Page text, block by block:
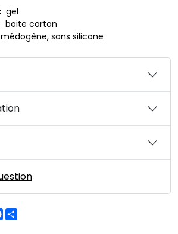
gel
boite carton
sans silicone
Facebook